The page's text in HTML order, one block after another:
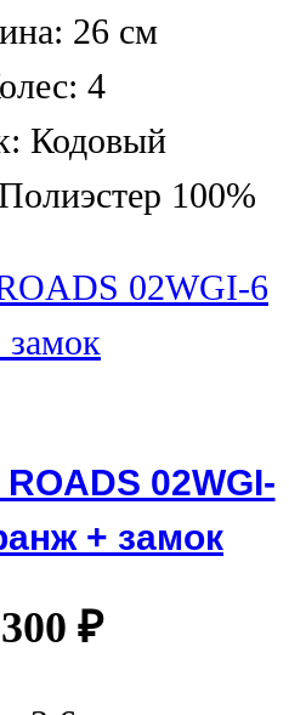
26 см
4
Кодовый
100%
02WGI-
+ замок
₽